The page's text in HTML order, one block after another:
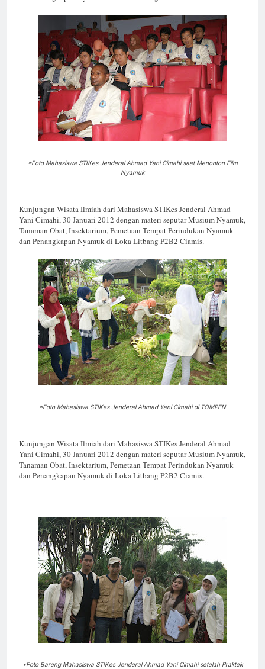
*Foto Mahasiswa STIKes Jenderal Ahmad Yani Cimahi saat Menonton Film
Nyamuk
Kunjungan Wisata Ilmiah dari Mahasiswa STIKes Jenderal Ahmad
Yani Cimahi, 30 Januari 2012 dengan materi seputar Musium Nyamuk,
Tanaman Obat, Insektarium, Pemetaan Tempat Perindukan Nyamuk
dan Penangkapan Nyamuk di Loka Litbang P2B2 Ciamis.
*Foto Mahasiswa STIKes Jenderal Ahmad Yani Cimahi di TOMPEN
Kunjungan Wisata Ilmiah dari Mahasiswa STIKes Jenderal Ahmad
Yani Cimahi, 30 Januari 2012 dengan materi seputar Musium Nyamuk,
Tanaman Obat, Insektarium, Pemetaan Tempat Perindukan Nyamuk
dan Penangkapan Nyamuk di Loka Litbang P2B2 Ciamis.
*Foto Bareng Mahasiswa STIKes Jenderal Ahmad Yani Cimahi setelah Praktek